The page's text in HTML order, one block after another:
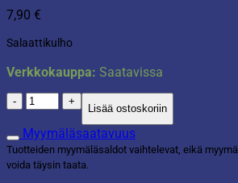
7,90 €
Salaattikulho
Verkkokauppa: Saatavissa
Kulho
3750ml
määrä
Lisää ostoskoriin
Myymäläsaatavuus
Tuotteiden myymäläsaldot vaihtelevat, eikä
voida täysin taata.